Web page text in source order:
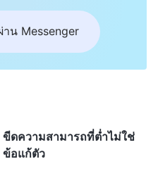
งๆ ฉันรู้ว่าพระวจนะบอก
ารชุมนุมโดยไม่ตั้งใจ
หยุดชะงัก และนั่นคือการ
ารทำแบบนั้นมันร้ายแรง
า “ในคริสตจักรทุกหน
ล่าวโทษ ตีตรา และ
าน Messenger
ขีดความสามารถที่ต่ำไม่ใช่
ข้อแก้ตัว